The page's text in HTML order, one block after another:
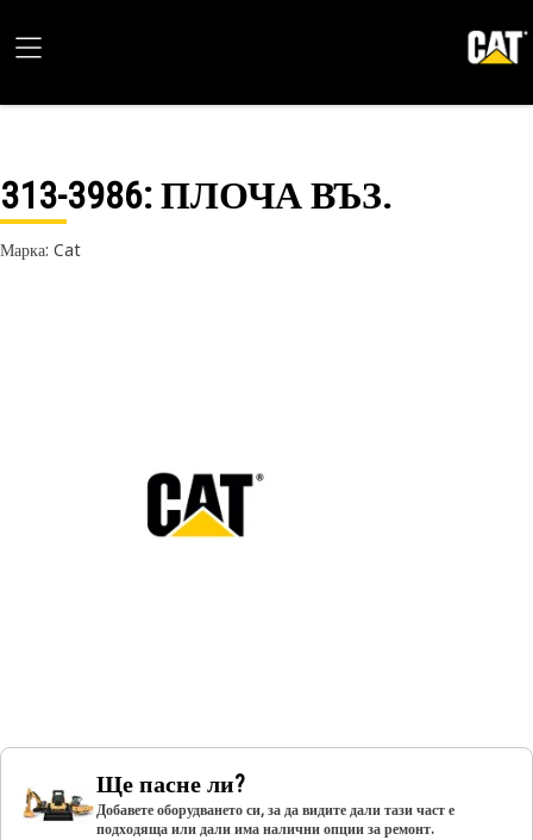
313-3986: ПЛОЧА ВЪЗ.
Марка: Cat
Ще пасне ли?
Добавете оборудването си, за да видите дали тази част е
подходяща или дали има налични опции за ремонт.